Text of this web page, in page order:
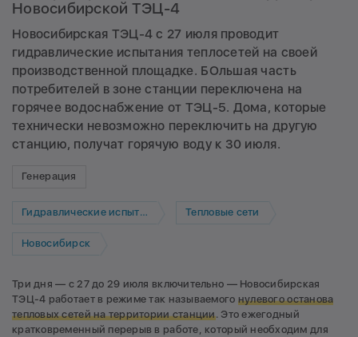
Новосибирской ТЭЦ-4
Новосибирская ТЭЦ-4 с 27 июля проводит
гидравлические испытания теплосетей на своей
производственной площадке. БОльшая часть
потребителей в зоне станции переключена на
горячее водоснабжение от ТЭЦ-5. Дома, которые
технически невозможно переключить на другую
станцию, получат горячую воду к 30 июля.
Генерация
Гидравлические испытания Тепловые сети
Новосибирск
Три дня — с 27 до 29 июля включительно — Новосибирская
ТЭЦ-4 работает в режиме так называемого нулевого останова
тепловых сетей на территории станции. Это ежегодный
кратковременный перерыв в работе, который необходим для